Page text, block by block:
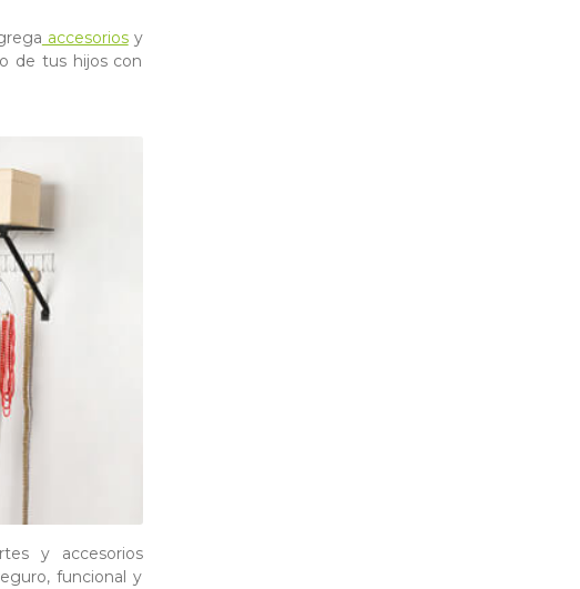
accesoriosy
de tus hijos con
y accesorios
funcional y